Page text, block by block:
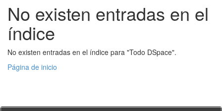
No existen entradas en el
índice
No existen entradas en el índice para "Todo DSpace".
Página de inicio